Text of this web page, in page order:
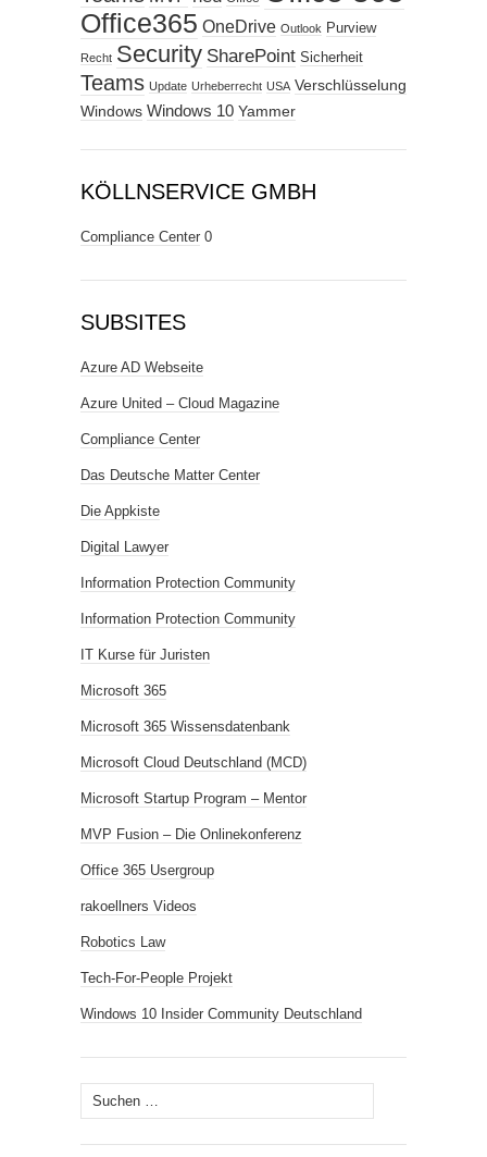
Office365 OneDrive Outlook Purview
Recht Security SharePoint Sicherheit
Teams Update Urheberrecht USA Verschlüsselung
Windows Windows 10 Yammer
KÖLLNSERVICE GMBH
Compliance Center 0
SUBSITES
Azure AD Webseite
Azure United – Cloud Magazine
Compliance Center
Das Deutsche Matter Center
Die Appkiste
Digital Lawyer
Information Protection Community
Information Protection Community
IT Kurse für Juristen
Microsoft 365
Microsoft 365 Wissensdatenbank
Microsoft Cloud Deutschland (MCD)
Microsoft Startup Program – Mentor
MVP Fusion – Die Onlinekonferenz
Office 365 Usergroup
rakoellners Videos
Robotics Law
Tech-For-People Projekt
Windows 10 Insider Community Deutschland
Suchen
nach: